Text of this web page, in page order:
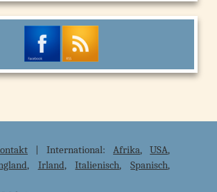
| International:Afrika,USA,
, Irland,Italienisch,Spanisch,